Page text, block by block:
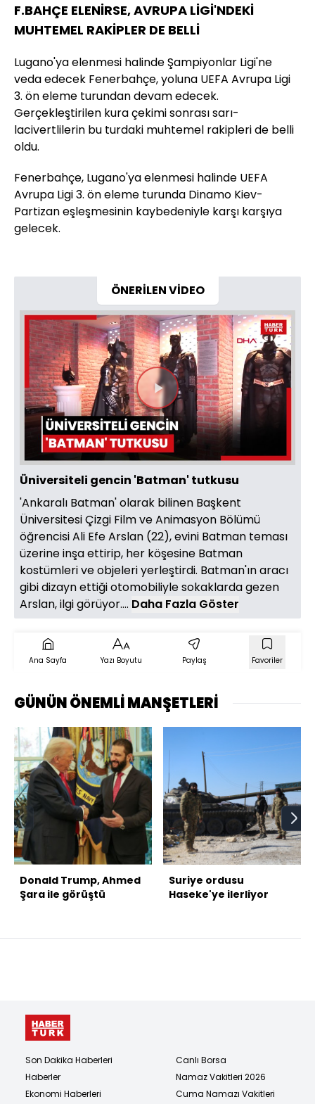
F.BAHÇE ELENİRSE, AVRUPA LİGİ'NDEKİ
MUHTEMEL RAKİPLER DE BELLİ
Lugano'ya elenmesi halinde Şampiyonlar Ligi'ne
veda edecek Fenerbahçe, yoluna UEFA Avrupa Ligi
3. ön eleme turundan devam edecek.
Gerçekleştirilen kura çekimi sonrası sarı-
lacivertlilerin bu turdaki muhtemel rakipleri de belli
oldu.
Fenerbahçe, Lugano'ya elenmesi halinde UEFA
Avrupa Ligi 3. ön eleme turunda Dinamo Kiev-
Partizan eşleşmesinin kaybedeniyle karşı karşıya
gelecek.
ÖNERİLEN VİDEO
Videoyu
Oynat
Üniversiteli gencin 'Batman' tutkusu
'Ankaralı Batman' olarak bilinen Başkent
Üniversitesi Çizgi Film ve Animasyon Bölümü
öğrencisi Ali Efe Arslan (22), evini Batman teması
üzerine inşa ettirip, her köşesine Batman
kostümleri ve objeleri yerleştirdi. Batman'ın aracı
gibi dizayn ettiği otomobiliyle sokaklarda gezen
Arslan, ilgi görüyor.... Daha Fazla Göster
Ana Sayfa Yazı Boyutu Paylaş Favoriler
GÜNÜN ÖNEMLİ MANŞETLERİ
Donald Trump, Ahmed
Şara ile görüştü
Suriye ordusu
Haseke'ye ilerliyor
Son Dakika Haberleri
Haberler
Ekonomi Haberleri
Canlı Borsa
Namaz Vakitleri 2026
Cuma Namazı Vakitleri